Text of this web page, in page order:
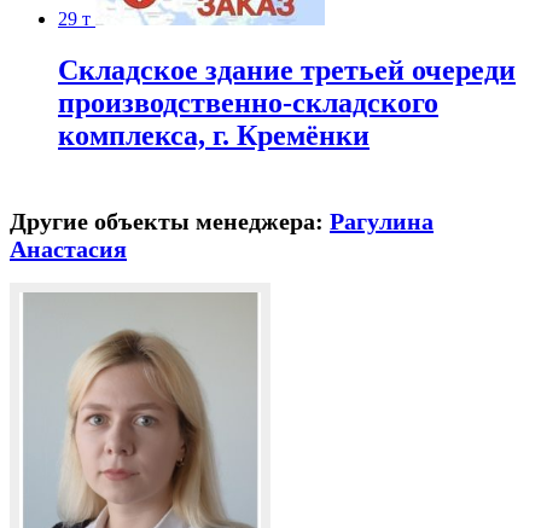
29 т
Складское здание третьей очереди
производственно-складского
комплекса, г. Кремёнки
Другие объекты менеджера: Рагулина
Анастасия